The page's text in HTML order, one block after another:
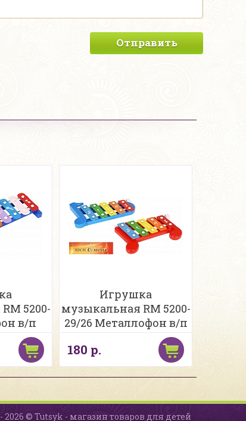
Отправить
5200-
в/п
Игрушка
музыкальная RM 5200-
29/26 Металлофон в/п
180 р.
- 2026 © Tutsyk - магазин товаров для детей